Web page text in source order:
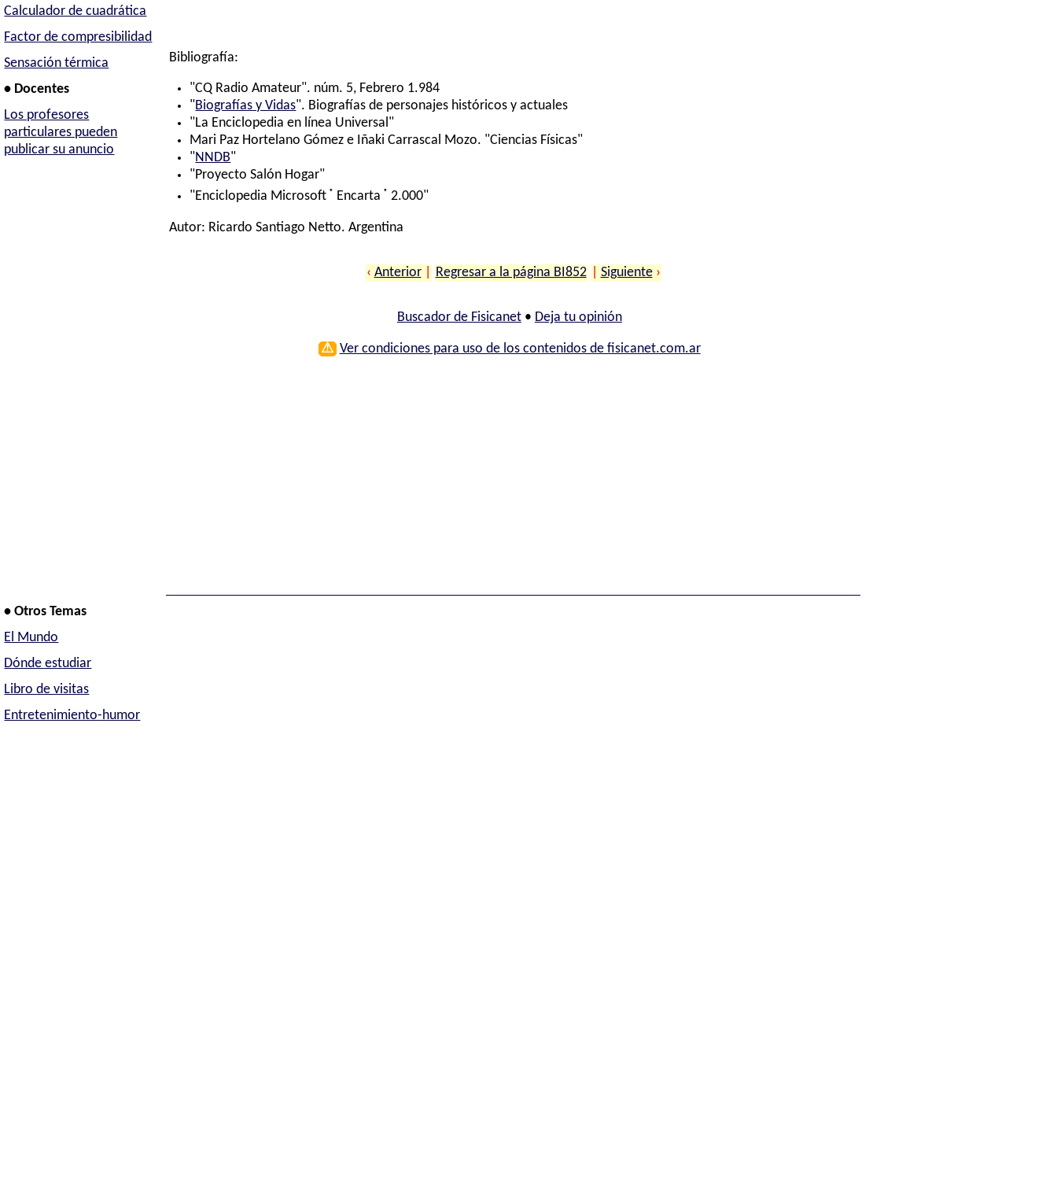
Calculador de cuadrática
Factor de compresibilidad
Sensación térmica
• Docentes
Los profesores
particulares pueden
publicar su anuncio
Bibliografía:
"CQ Radio Amateur". núm. 5, Febrero 1.984
"Biografías y Vidas". Biografías de personajes históricos y actuales
"La Enciclopedia en línea Universal"
Mari Paz Hortelano Gómez e Iñaki Carrascal Mozo. "Ciencias Físicas"
"NNDB"
"Proyecto Salón Hogar"
"Enciclopedia Microsoft ® Encarta ® 2.000"
Autor: Ricardo Santiago Netto. Argentina
‹ Anterior Regresar a la página BI852 Siguiente ›
Buscador de Fisicanet• Deja tu opinión
⚠ Ver condiciones para uso de los contenidos de fisicanet.com.ar
• Otros Temas
El Mundo
Dónde estudiar
Libro de visitas
Entretenimiento-humor